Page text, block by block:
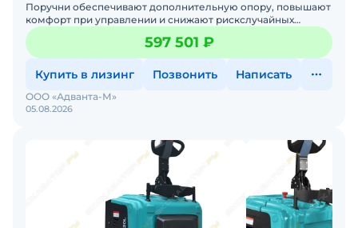
Поручни обеспечивают дополнительную опору, повышают
комфорт при управлении и снижают рискслучайных
падений, делая эксплуатацию тележки более безопасной
и удобно
597 501 ₽
Купить в лизинг Позвонить Написать
05.08.2026
ООО «Адванта-М»